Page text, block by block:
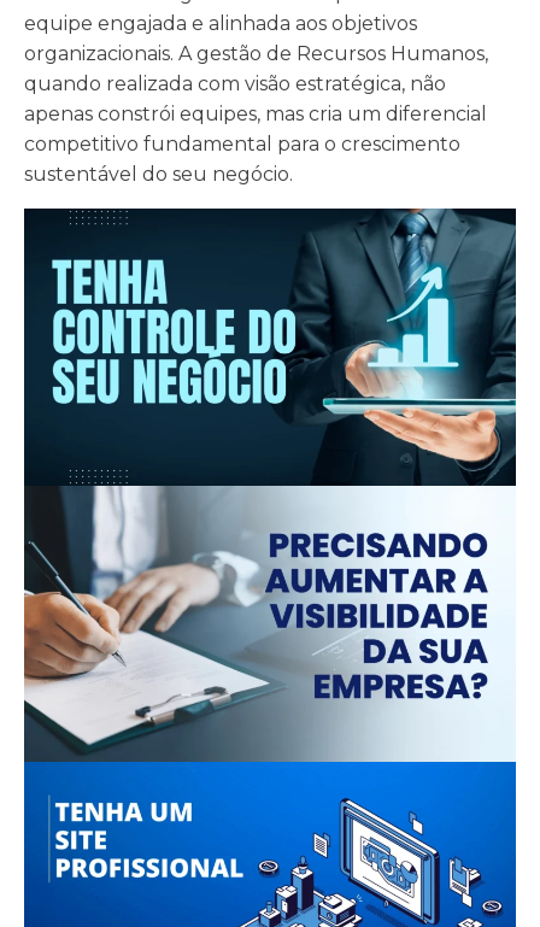
equipe engajada e alinhada aos objetivos
organizacionais. A gestão de Recursos Humanos,
quando realizada com visão estratégica, não
apenas constrói equipes, mas cria um diferencial
competitivo fundamental para o crescimento
sustentável do seu negócio.